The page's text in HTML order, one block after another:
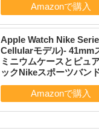
Apple Watch Nike
Cellularモデル)- 41mm
ミニウムケースとピュ
ックNikeスポーツバン